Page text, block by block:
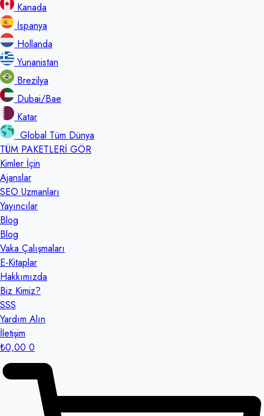
Kanada
İspanya
Hollanda
Yunanistan
Brezilya
Dubai/Bae
Katar
Global Tüm Dünya
TÜM PAKETLERİ GÖR
Kimler İçin
Ajanslar
SEO Uzmanları
Yayıncılar
Blog
Blog
Vaka Çalışmaları
E-Kitaplar
Hakkımızda
Biz Kimiz?
SSS
Yardım Alın
İletişim
₺0,00 0